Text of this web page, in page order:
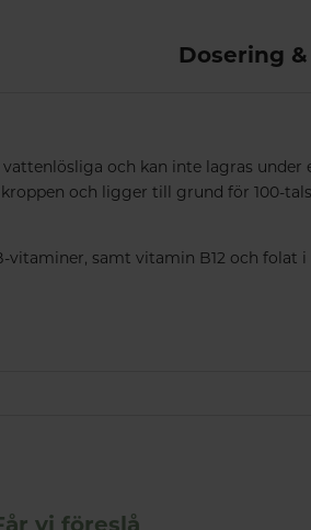
Dosering
och kan inte lagras under
och ligger till grund för 100-
vitaminer, samt vitamin B12 och folat i
vi föreslå